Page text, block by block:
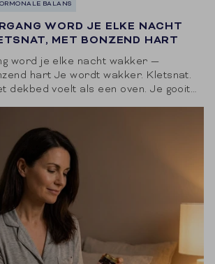
BALANS
WORD JE ELKE NACHT
MET BONZEND HART
word je elke nacht wakker —
hart Je wordt wakker. Kletsnat.
dekbed voelt als een oven. Je gooit